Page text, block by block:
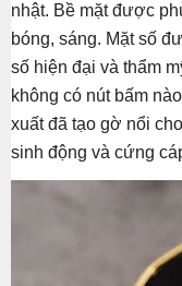
nhật. Bề mặt được
bóng, sáng. Mặt số
số hiện đại và thẩm
không có nút bấm
xuất đã tạo gờ nổi
sinh động và cứng